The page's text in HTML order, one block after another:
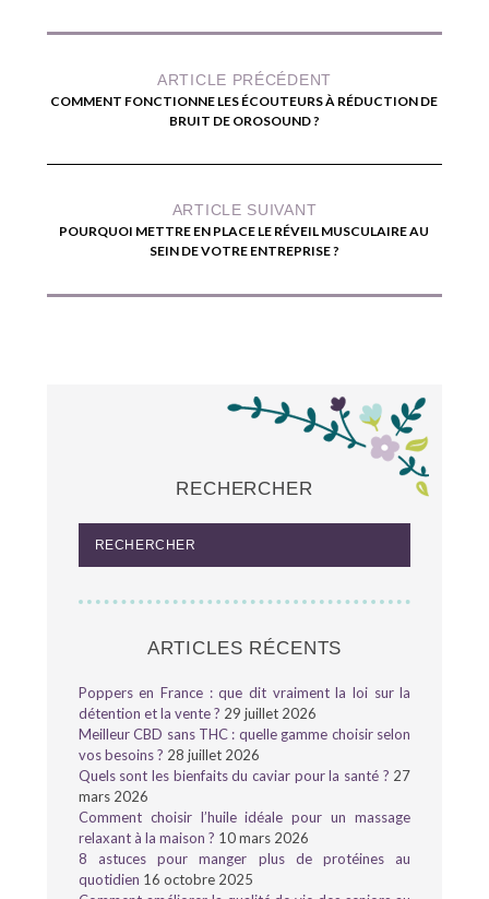
ARTICLE PRÉCÉDENT
COMMENT FONCTIONNE LES ÉCOUTEURS À RÉDUCTION DE
BRUIT DE OROSOUND ?
ARTICLE SUIVANT
POURQUOI METTRE EN PLACE LE RÉVEIL MUSCULAIRE AU
SEIN DE VOTRE ENTREPRISE ?
RECHERCHER
ARTICLES RÉCENTS
Poppers en France : que dit vraiment la loi sur la
détention et la vente ? 29 juillet 2026
Meilleur CBD sans THC : quelle gamme choisir selon
vos besoins ? 28 juillet 2026
Quels sont les bienfaits du caviar pour la santé ? 27
mars 2026
Comment choisir l’huile idéale pour un massage
relaxant à la maison ? 10 mars 2026
8 astuces pour manger plus de protéines au
quotidien 16 octobre 2025